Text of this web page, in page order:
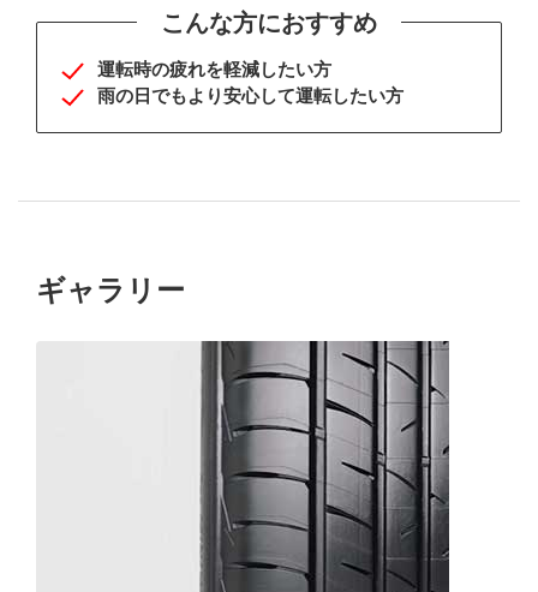
こんな方におすすめ
運転時の疲れを軽減したい方
雨の日でもより安心して運転したい方
ギャラリー